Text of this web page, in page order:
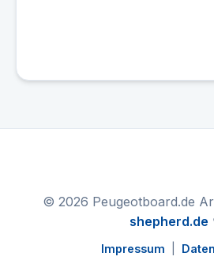
© 2026 Peugeotboard.de
shepherd.de
Impressum